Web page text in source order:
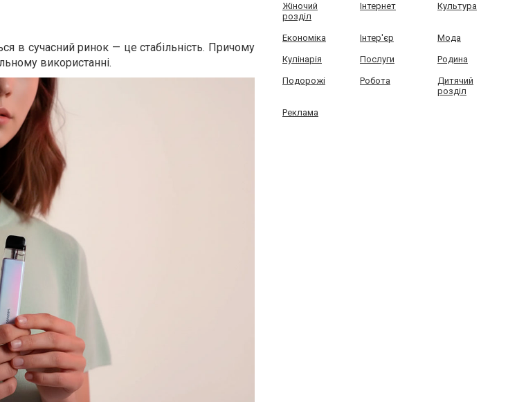
в сучасний ринок — це стабільність. Причому
використанні.
Жіночий
розділ
Інтернет Культура
Економіка Інтер'єр Мода
Кулінарія Послуги Родина
Подорожі Робота
Дитячий
розділ
Реклама